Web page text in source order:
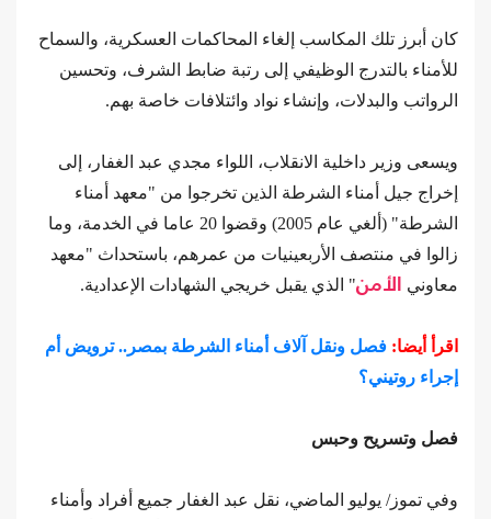
كان أبرز تلك المكاسب إلغاء المحاكمات العسكرية، والسماح
للأمناء بالتدرج الوظيفي إلى رتبة ضابط الشرف، وتحسين
الرواتب والبدلات، وإنشاء نواد وائتلافات خاصة بهم.
ويسعى وزير داخلية الانقلاب، اللواء مجدي عبد الغفار، إلى
إخراج جيل أمناء الشرطة الذين تخرجوا من "معهد أمناء
الشرطة" (ألغي عام 2005) وقضوا 20 عاما في الخدمة، وما
زالوا في منتصف الأربعينيات من عمرهم، باستحداث "معهد
معاوني
الأمن" الذي يقبل خريجي الشهادات الإعدادية.
اقرأ أيضا: فصل ونقل آلاف أمناء الشرطة بمصر.. ترويض أم
إجراء روتيني؟
فصل وتسريح وحبس
وفي تموز/ يوليو الماضي، نقل عبد الغفار جميع أفراد وأمناء